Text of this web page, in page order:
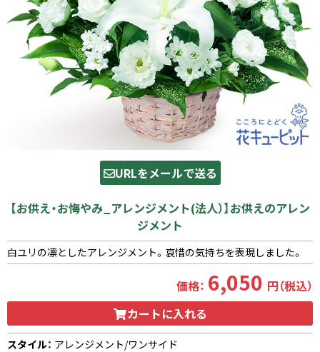
URLをメールで送る
【お供え・お悔やみ_アレンジメント(法人）】お供えのアレン
ジメント
白ユリの凛としたアレンジメント。哀惜の気持ちを表現しました。
価格： 6,050 円（税込）
カートに入れる
スタイル： アレンジメント/ワンサイド